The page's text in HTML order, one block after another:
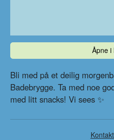
Åpne i
Bli med på et deilig
Badebrygge. Ta med noe
med litt snacks! Vi sees ✨